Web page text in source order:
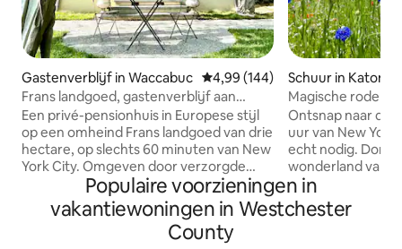
Gastenverblijf in Waccabuc Gemiddelde beoordeling van
4,99 (144)
Frans landgoed, gastenverblijf aan
privémeer
Een privé-pensionhuis in Europese stijl
op een omheind Frans landgoed van drie
hectare, op slechts 60 minuten van New
York City. Omgeven door verzorgde
tuinen, 18e-eeuwse standbeelden en
een privémoor, voelt de omgeving alsof
je naar een andere wereld wordt
getransporteerd – een toevluchtsoord
Schuur in Katonah
Magische rode
Ontsnap naar de
uur van New York
echt nodig. Dompel jezelf onder in het
wonderland van
bloemen die in
schilderachtige
levendige lokale
Populaire voorzieningen in
vakantiewoningen in Westchester
County